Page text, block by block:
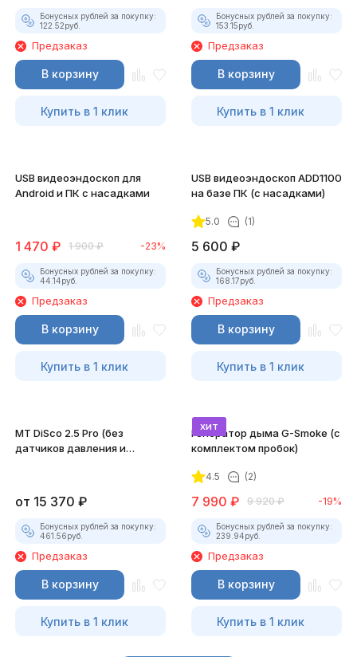
Бонусных рублей за покупку:
122.52руб.
Предзаказ
В корзину
Купить в 1 клик
Бонусных рублей за покупку:
153.15руб.
Предзаказ
В корзину
Купить в 1 клик
USB видеоэндоскоп для
Android и ПК с насадками
1 470 ₽ 1 900 ₽ -23%
Бонусных рублей за покупку:
44.14руб.
Предзаказ
В корзину
Купить в 1 клик
USB видеоэндоскоп ADD1100
на базе ПК (с насадками)
5.0 (1)
5 600 ₽
Бонусных рублей за покупку:
168.17руб.
Предзаказ
В корзину
Купить в 1 клик
MT DiSco 2.5 Pro (без
датчиков давления и
от 15 370 ₽
Бонусных рублей за покупку:
461.56руб.
Предзаказ
В корзину
Купить в 1 клик
хит
Генератор дыма G-Smoke (c
комплектом пробок)
4.5 (2)
7 990 ₽ 9 920 ₽ -19%
Бонусных рублей за покупку:
239.94руб.
Предзаказ
В корзину
Купить в 1 клик